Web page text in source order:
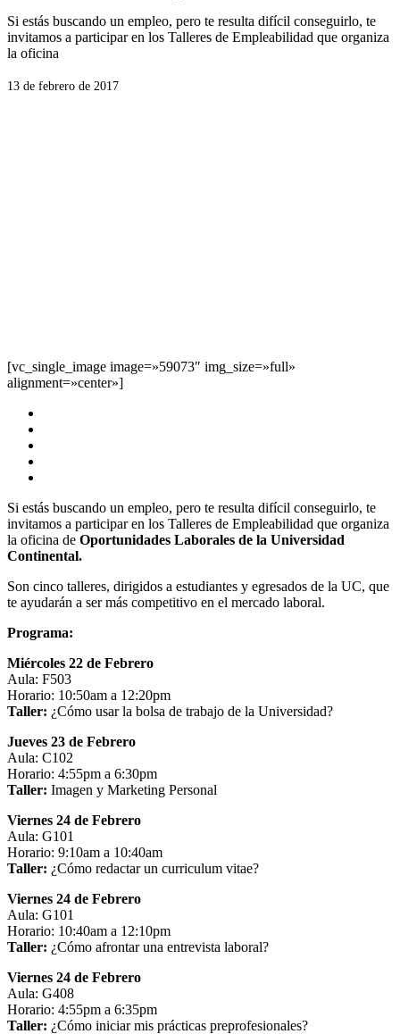
Si estás buscando un empleo, pero te resulta difícil conseguirlo, te
invitamos a participar en los Talleres de Empleabilidad que organiza
la oficina
13 de febrero de 2017
[vc_single_image image=»59073″ img_size=»full»
alignment=»center»]
Si estás buscando un empleo, pero te resulta difícil conseguirlo, te
invitamos a participar en los Talleres de Empleabilidad que organiza
la oficina de Oportunidades Laborales de la Universidad
Continental.
Son cinco talleres, dirigidos a estudiantes y egresados de la UC, que
te ayudarán a ser más competitivo en el mercado laboral.
Programa:
Miércoles 22 de Febrero
Aula: F503
Horario: 10:50am a 12:20pm
Taller: ¿Cómo usar la bolsa de trabajo de la Universidad?
Jueves 23 de Febrero
Aula: C102
Horario: 4:55pm a 6:30pm
Taller: Imagen y Marketing Personal
Viernes 24 de Febrero
Aula: G101
Horario: 9:10am a 10:40am
Taller: ¿Cómo redactar un curriculum vitae?
Viernes 24 de Febrero
Aula: G101
Horario: 10:40am a 12:10pm
Taller: ¿Cómo afrontar una entrevista laboral?
Viernes 24 de Febrero
Aula: G408
Horario: 4:55pm a 6:35pm
Taller: ¿Cómo iniciar mis prácticas preprofesionales?